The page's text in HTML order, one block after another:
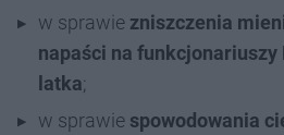
w sprawie zniszczenia
napaści na
latka;
w sprawie spowodowania